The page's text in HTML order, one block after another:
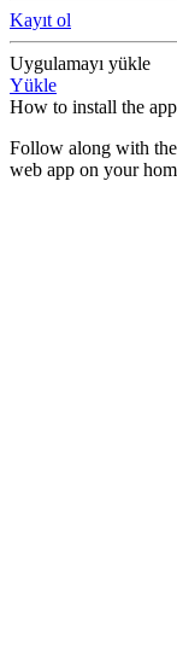
Kayıt ol
Uygulamayı yükle
Yükle
How to install the
Follow along with
web app on your